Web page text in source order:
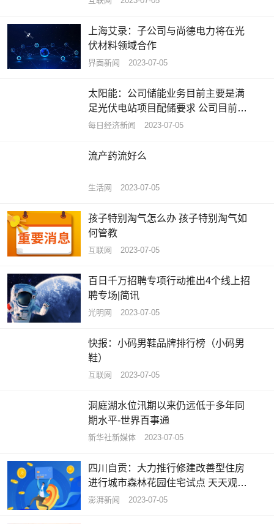
上海艾录：子公司与尚德电力将在光
伏材料领域合作
界面新闻 2023-07-05
太阳能：公司储能业务目前主要是满
足光伏电站项目配储要求 公司目前没
有投资储能设备制造
每日经济新闻 2023-07-05
流产药流好么
生活网 2023-07-05
孩子特别淘气怎么办 孩子特别淘气如
何管教
互联网 2023-07-05
百日千万招聘专项行动推出4个线上招
聘专场|简讯
光明网 2023-07-05
快报：小码男鞋品牌排行榜（小码男
鞋）
互联网 2023-07-05
洞庭湖水位汛期以来仍远低于多年同
期水平-世界百事通
新华社新媒体 2023-07-05
四川自贡：大力推行修建改善型住房
进行城市森林花园住宅试点 天天观热
点
澎湃新闻 2023-07-05